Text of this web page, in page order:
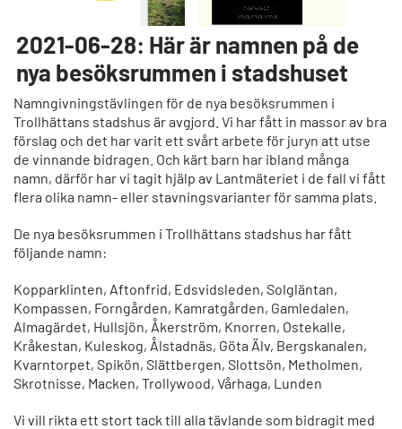
2021-06-28: Här är namnen på de
nya besöksrummen i stadshuset
Namngivningstävlingen för de nya besöksrummen i
Trollhättans stadshus är avgjord. Vi har fått in massor av bra
förslag och det har varit ett svårt arbete för juryn att utse
de vinnande bidragen. Och kärt barn har ibland många
namn, därför har vi tagit hjälp av Lantmäteriet i de fall vi fått
flera olika namn- eller stavningsvarianter för samma plats.
De nya besöksrummen i Trollhättans stadshus har fått
följande namn:
Kopparklinten, Aftonfrid, Edsvidsleden, Solgläntan,
Kompassen, Forngården, Kamratgården, Gamledalen,
Almagärdet, Hullsjön, Åkerström, Knorren, Ostekalle,
Kråkestan, Kuleskog, Ålstadnäs, Göta Älv, Bergskanalen,
Kvarntorpet, Spikön, Slättbergen, Slottsön, Metholmen,
Skrotnisse, Macken, Trollywood, Vårhaga, Lunden
Vi vill rikta ett stort tack till alla tävlande som bidragit med